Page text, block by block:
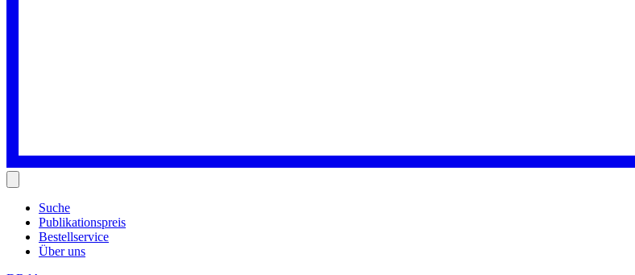
Suche
Publikationspreis
Bestellservice
Über uns